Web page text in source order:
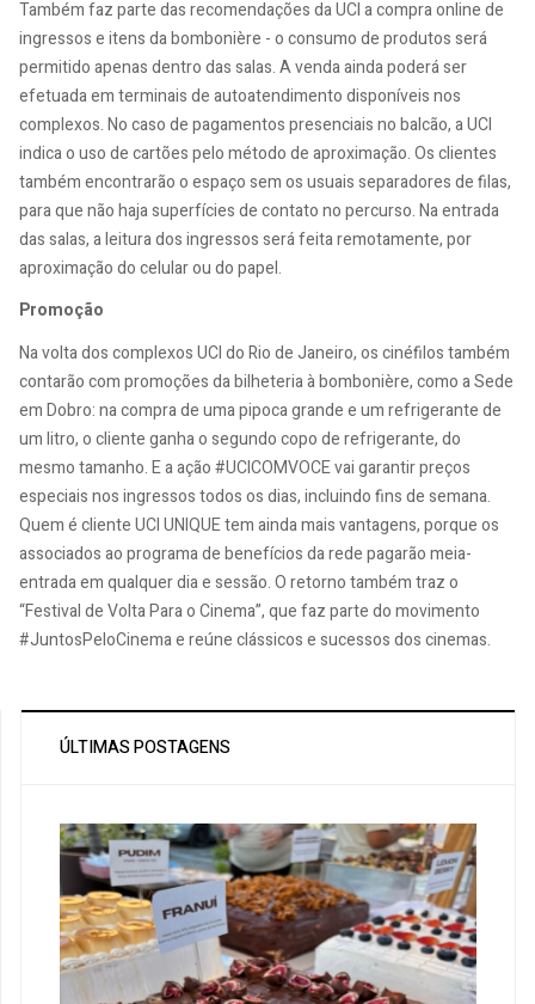
Também faz parte das recomendações da UCI a compra online de
ingressos e itens da bombonière - o consumo de produtos será
permitido apenas dentro das salas. A venda ainda poderá ser
efetuada em terminais de autoatendimento disponíveis nos
complexos. No caso de pagamentos presenciais no balcão, a UCI
indica o uso de cartões pelo método de aproximação. Os clientes
também encontrarão o espaço sem os usuais separadores de filas,
para que não haja superfícies de contato no percurso. Na entrada
das salas, a leitura dos ingressos será feita remotamente, por
aproximação do celular ou do papel.
Promoção
Na volta dos complexos UCI do Rio de Janeiro, os cinéfilos também
contarão com promoções da bilheteria à bombonière, como a Sede
em Dobro: na compra de uma pipoca grande e um refrigerante de
um litro, o cliente ganha o segundo copo de refrigerante, do
mesmo tamanho. E a ação #UCICOMVOCE vai garantir preços
especiais nos ingressos todos os dias, incluindo fins de semana.
Quem é cliente UCI UNIQUE tem ainda mais vantagens, porque os
associados ao programa de benefícios da rede pagarão meia-
entrada em qualquer dia e sessão. O retorno também traz o
“Festival de Volta Para o Cinema”, que faz parte do movimento
#JuntosPeloCinema e reúne clássicos e sucessos dos cinemas.
ÚLTIMAS POSTAGENS